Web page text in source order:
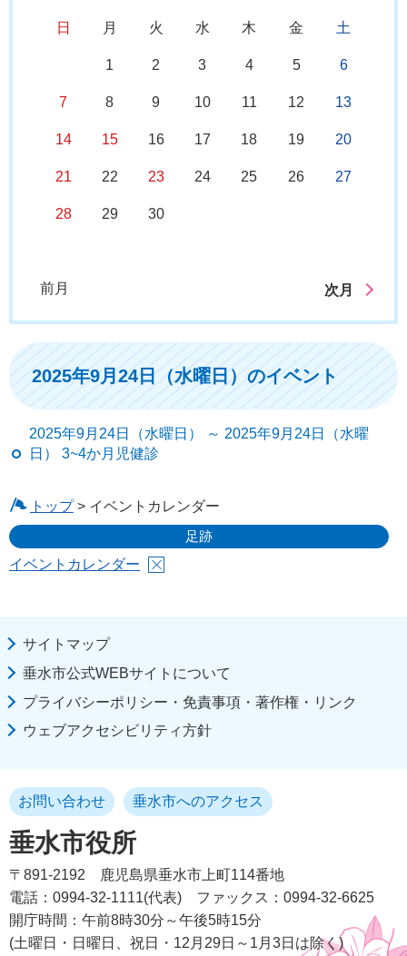
日 月 火 水 木 金 土
1 2 3 4 5 6
7 8 9 10 11 12 13
14 15 16 17 18 19 20
21 22 23 24 25 26 27
28 29 30
前月 次月
2025年9月24日（水曜日）のイベント
2025年9月24日（水曜日） ～ 2025年9月24日（水曜
日） 3~4か月児健診
トップ> イベントカレンダー
足跡
イベントカレンダー
サイトマップ
垂水市公式WEBサイトについて
プライバシーポリシー・免責事項・著作権・リンク
ウェブアクセシビリティ方針
垂水市役所
お問い合わせ 垂水市へのアクセス
〒891-2192
鹿児島県垂水市上町114番地
電話：0994-32-1111(代表)
ファックス：0994-32-6625
開庁時間：午前8時30分～午後5時15分
(土曜日・日曜日、祝日・12月29日～1月3日は除く)